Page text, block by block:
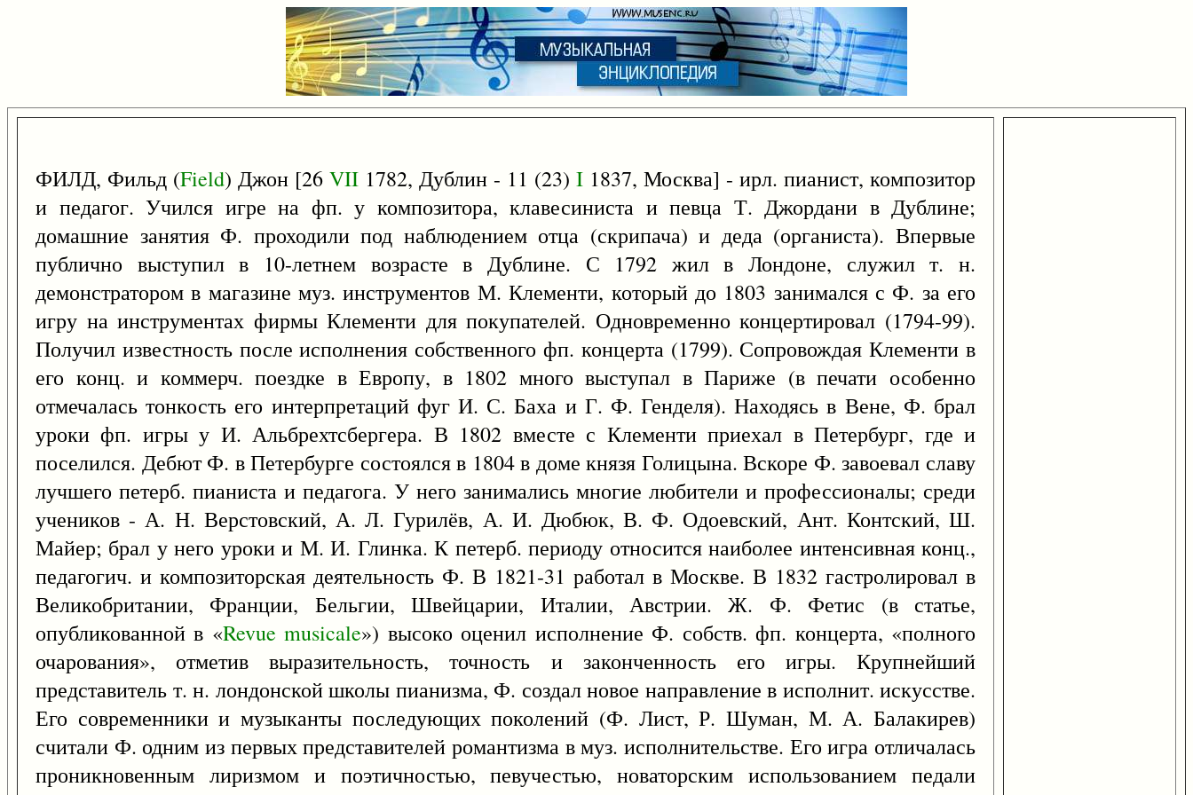
ФИЛД, Фильд (Field) Джон [26 VII 1782, Дублин - 11 (23) I 1837, Москва] - ирл. пианист, композитор
и педагог. Учился игре на фп. у композитора, клавесиниста и певца Т. Джордани в Дублине;
домашние занятия Ф. проходили под наблюдением отца (скрипача) и деда (органиста). Впервые
публично выступил в 10-летнем возрасте в Дублине. С 1792 жил в Лондоне, служил т. н.
демонстратором в магазине муз. инструментов М. Клементи, который до 1803 занимался с Ф. за его
игру на инструментах фирмы Клементи для покупателей. Одновременно концертировал (1794-99).
Получил известность после исполнения собственного фп. концерта (1799). Сопровождая Клементи в
его конц. и коммерч. поездке в Европу, в 1802 много выступал в Париже (в печати особенно
отмечалась тонкость его интерпретаций фуг И. С. Баха и Г. Ф. Генделя). Находясь в Вене, Ф. брал
уроки фп. игры у И. Альбрехтсбергера. В 1802 вместе с Клементи приехал в Петербург, где и
поселился. Дебют Ф. в Петербурге состоялся в 1804 в доме князя Голицына. Вскоре Ф. завоевал славу
лучшего петерб. пианиста и педагога. У него занимались многие любители и профессионалы; среди
учеников - А. Н. Верстовский, А. Л. Гурилёв, А. И. Дюбюк, В. Ф. Одоевский, Ант. Контский, Ш.
Майер; брал у него уроки и М. И. Глинка. К петерб. периоду относится наиболее интенсивная конц.,
педагогич. и композиторская деятельность Ф. В 1821-31 работал в Москве. В 1832 гастролировал в
Великобритании, Франции, Бельгии, Швейцарии, Италии, Австрии. Ж. Ф. Фетис (в статье,
опубликованной в «Revue musicale») высоко оценил исполнение Ф. собств. фп. концерта, «полного
очарования», отметив выразительность, точность и законченность его игры. Крупнейший
представитель т. н. лондонской школы пианизма, Ф. создал новое направление в исполнит. искусстве.
Его современники и музыканты последующих поколений (Ф. Лист, Р. Шуман, М. А. Балакирев)
считали Ф. одним из первых представителей романтизма в муз. исполнительстве. Его игра отличалась
проникновенным лиризмом и поэтичностью, певучестью, новаторским использованием педали